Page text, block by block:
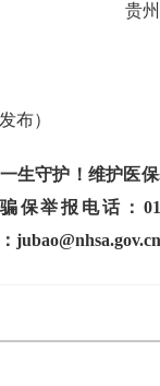
贵
布）
生守护！维护医
保举报电话：
jubao@nhsa.gov.cn